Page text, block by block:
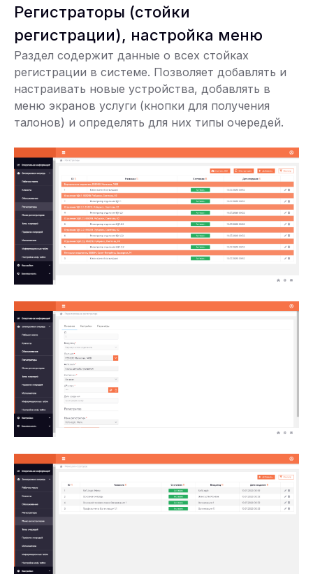
Регистраторы (стойки
регистрации), настройка меню
Раздел содержит данные о всех стойках
регистрации в системе. Позволяет добавлять и
настраивать новые устройства, добавлять в
меню экранов услуги (кнопки для получения
талонов) и определять для них типы очередей.